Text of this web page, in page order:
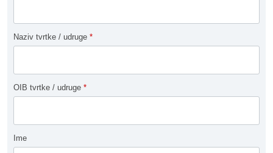
Naziv tvrtke / udruge *
OIB tvrtke / udruge *
Ime